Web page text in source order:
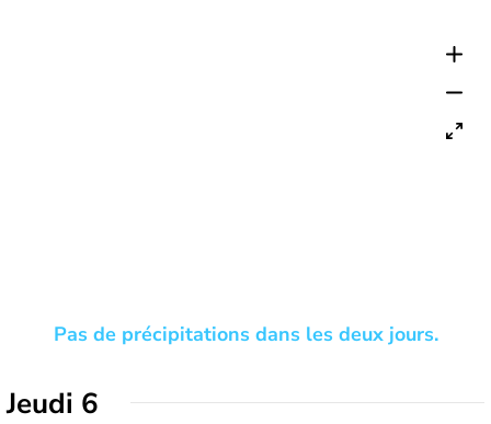
Pas de précipitations dans les deux jours.
Jeudi 6